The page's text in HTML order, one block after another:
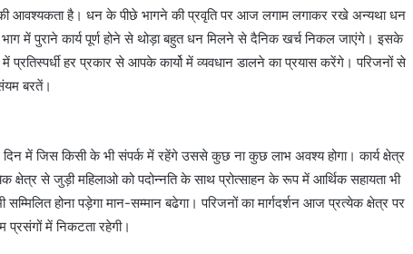
आवश्यकता है। धन के पीछे भागने की प्रवृति पर आज लगाम लगाकर रखे अन्यथा धन
में पुराने कार्य पूर्ण होने से थोड़ा बहुत धन मिलने से दैनिक खर्च निकल जाएंगे। इसके
प्रतिस्पर्धी हर प्रकार से आपके कार्यो में व्यवधान डालने का प्रयास करेंगे। परिजनों से
बरतें।
में जिस किसी के भी संपर्क में रहेंगे उससे कुछ ना कुछ लाभ अवश्य होगा। कार्य क्षेत्र
क्षेत्र से जुड़ी महिलाओ को पदोन्नति के साथ प्रोत्साहन के रूप में आर्थिक सहायता भी
होना पड़ेगा मान-सम्मान बढेगा। परिजनों का मार्गदर्शन आज प्रत्येक क्षेत्र पर
में निकटता रहेगी।